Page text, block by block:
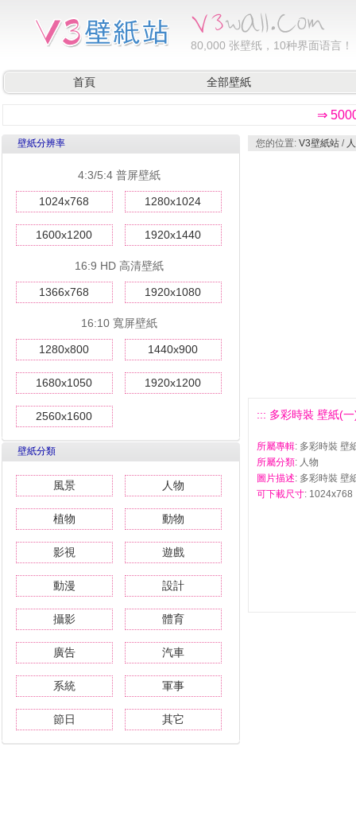
80,000 张壁纸，10种界面语言！
首頁 全部壁紙
⇒
壁紙分辨率
4:3/5:4 普屏壁紙
1024x768 1280x1024
1600x1200 1920x1440
16:9 HD 高清壁紙
1366x768 1920x1080
16:10 寬屏壁紙
1280x800 1440x900
1680x1050 1920x1200
2560x1600
壁紙分類
風景 人物
植物 動物
影視 遊戲
動漫 設計
攝影 體育
廣告 汽車
系統 軍事
節日 其它
您的位置: V3壁紙站 /
::: 多彩時裝 壁紙(
所屬專輯: 多彩時裝 壁
所屬分類: 人物
圖片描述: 多彩時裝 壁
可下載尺寸: